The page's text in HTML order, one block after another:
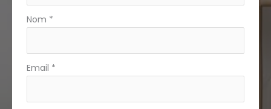
téléphone
Nom *
Email *